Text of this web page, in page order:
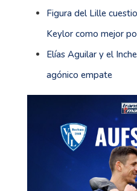
Figura del Lille
Keylor como mejor
Elías Aguilar y el
agónico empate